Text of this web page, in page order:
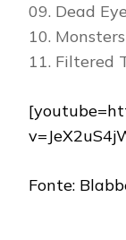
09. Dead
10.
11. Filtered
Fonte: